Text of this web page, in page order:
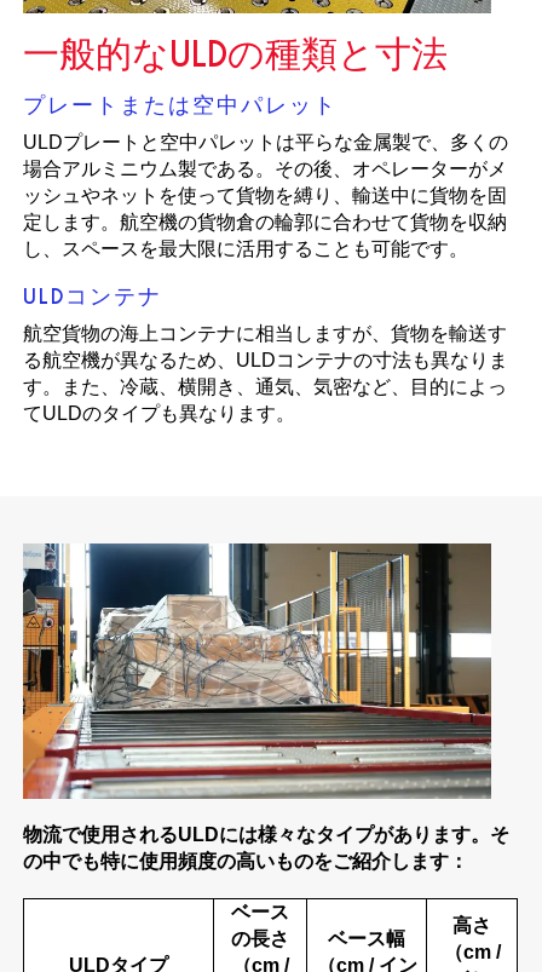
一般的なULDの種類と寸法
プレートまたは空中パレット
ULDプレートと空中パレットは平らな金属製で、多くの
場合アルミニウム製である。その後、オペレーターがメ
ッシュやネットを使って貨物を縛り、輸送中に貨物を固
定します。航空機の貨物倉の輪郭に合わせて貨物を収納
し、スペースを最大限に活用することも可能です。
ULDコンテナ
航空貨物の海上コンテナに相当しますが、貨物を輸送す
る航空機が異なるため、ULDコンテナの寸法も異なりま
す。また、冷蔵、横開き、通気、気密など、目的によっ
てULDのタイプも異なります。
物流で使用されるULDには様々なタイプがあります。そ
の中でも特に使用頻度の高いものをご紹介します：
ULDタイプ
ベース
の長さ
（cm /
ベース幅
（cm / イン
高さ
（cm /